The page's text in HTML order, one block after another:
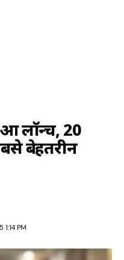
लॉन्च, 20
बेहतरीन
PM